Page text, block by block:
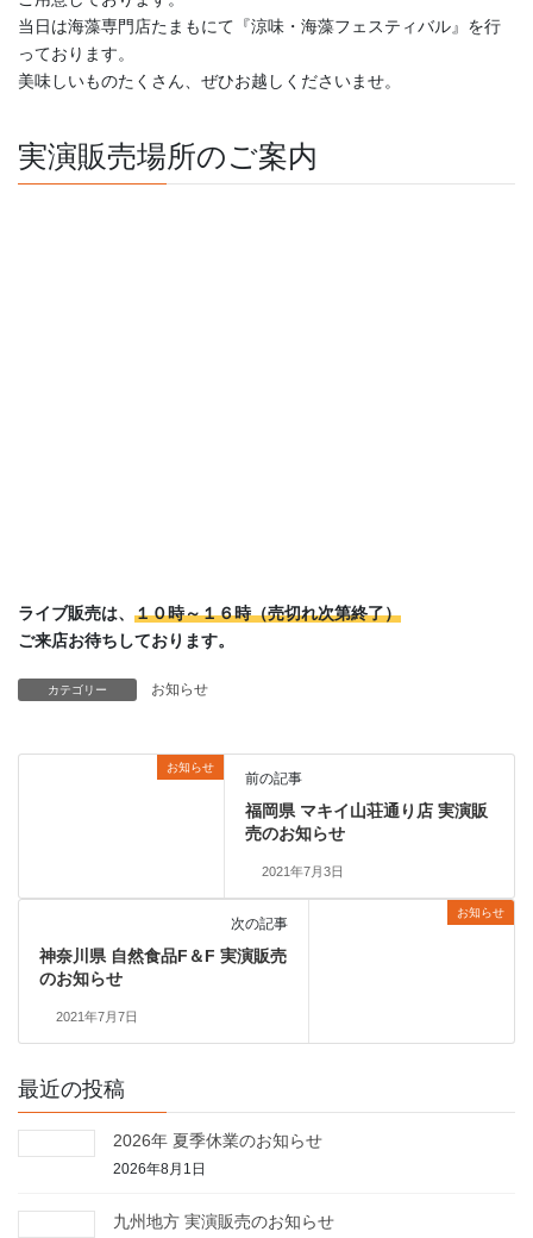
当日は海藻専門店たまもにて『涼味・海藻フェスティバル』を行
っております。
美味しいものたくさん、ぜひお越しくださいませ。
実演販売場所のご案内
ライブ販売は、 １０時～１６時（売切れ次第終了）
ご来店お待ちしております。
カテゴリー お知らせ
お知らせ
前の記事
福岡県 マキイ山荘通り店 実演販
売のお知らせ
2021年7月3日
お知らせ
次の記事
神奈川県 自然食品F＆F 実演販売
のお知らせ
2021年7月7日
最近の投稿
2026年 夏季休業のお知らせ
2026年8月1日
九州地方 実演販売のお知らせ